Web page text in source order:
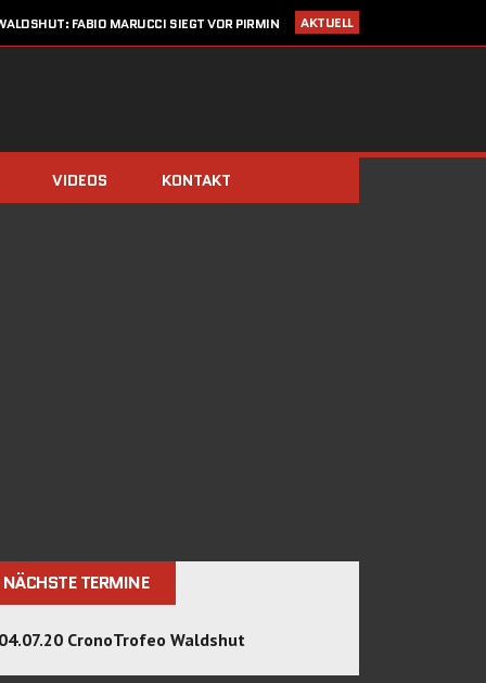
AKTUELL
FABIO MARUCCI SIEGT VOR PIRMIN
(ZIMMERLI/BERGER) UND DOMINIK STÖCKS DIE
BIATHLON-CHAMPIONS 2019
VIDEOS KONTAKT
NÄCHSTE TERMINE
04.07.20 CronoTrofeo Waldshut